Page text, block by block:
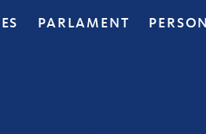
PARLAMENT PERSON